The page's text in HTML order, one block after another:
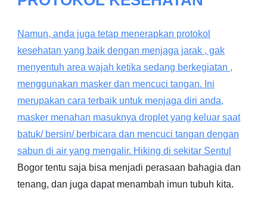
Namun, anda juga tetap menerapkan protokol
kesehatan yang baik dengan menjaga jarak , gak
menyentuh area wajah ketika sedang berkegiatan ,
menggunakan masker dan mencuci tangan. Ini
merupakan cara terbaik untuk menjaga diri anda,
masker menahan masuknya droplet yang keluar saat
batuk/ bersin/ berbicara dan mencuci tangan dengan
sabun di air yang mengalir. Hiking di sekitar Sentul
Bogor tentu saja bisa menjadi perasaan bahagia dan
tenang, dan juga dapat menambah imun tubuh kita.